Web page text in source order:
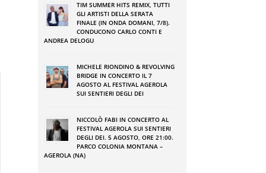
TIM SUMMER HITS REMIX, TUTTI
GLI ARTISTI DELLA SERATA
FINALE (IN ONDA DOMANI, 7/8).
CONDUCONO CARLO CONTI E
ANDREA DELOGU
MICHELE RIONDINO & REVOLVING
BRIDGE IN CONCERTO IL 7
AGOSTO AL FESTIVAL AGEROLA
SUI SENTIERI DEGLI DEI
NICCOLÒ FABI IN CONCERTO AL
FESTIVAL AGEROLA SUI SENTIERI
DEGLI DEI. 5 AGOSTO, ORE 21:00.
PARCO COLONIA MONTANA –
AGEROLA (NA)